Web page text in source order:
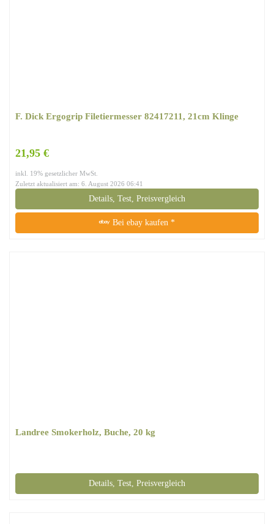
F. Dick Ergogrip Filetiermesser 82417211, 21cm Klinge
21,95 €
inkl. 19% gesetzlicher MwSt.
Zuletzt aktualisiert am: 6. August 2026 06:41
Details, Test, Preisvergleich
Bei ebay kaufen *
Landree Smokerholz, Buche, 20 kg
Details, Test, Preisvergleich